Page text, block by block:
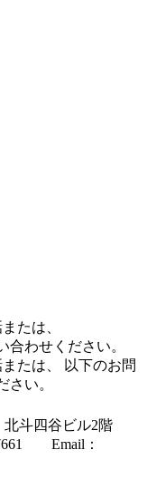
たは、
合わせください。
たは、 以下のお問
さい。
斗四谷ビル2階
Email：